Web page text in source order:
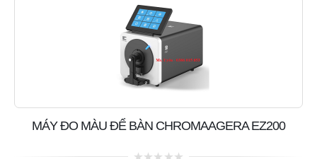
MÁY ĐO MÀU ĐỂ BÀN CHROMAAGERA EZ200